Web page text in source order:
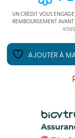
UN CRÉDIT VOUS
REMBOURSEMENT
VOUS
AJOUTER À MA